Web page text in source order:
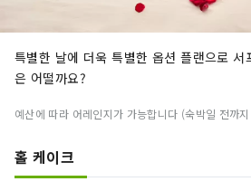
특별한 날에 더욱 특별한 옵션 플랜으로 서
은 어떨까요?
예산에 따라 어레인지가 가능합니다 (숙박일 전까
홀 케이크